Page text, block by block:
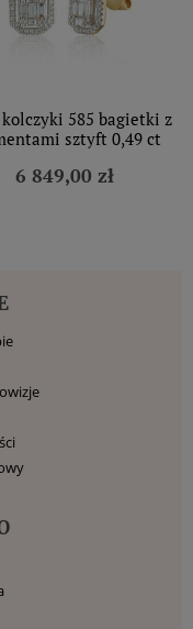
kolczyki 585 bagietki z
sztyft 0,49 ct
6 849,00 zł